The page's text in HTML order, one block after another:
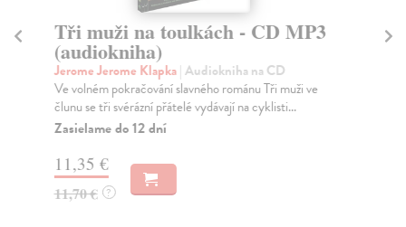
Tři muži na toulkách - CD MP3
(audiokniha)
Jerome Jerome Klapka| Audiokniha na CD
Ve volném pokračování slavného románu Tři muži ve
člunu se tři svérázní přátelé vydávají na cyklisti...
Zasielame do 12 dní
11,35 €
11,70 € ?